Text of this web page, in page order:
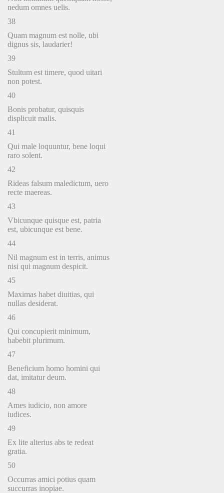
nedum omnes uelis.
38
Quam magnum est nolle, ubi
dignus sis, laudarier!
39
Stultum est timere, quod uitari
non potest.
40
Bonis probatur, quisquis
displicuit malis.
41
Qui male loquuntur, bene loqui
raro solent.
42
Rideas falsum maledictum, uero
recte maereas.
43
Vbicunque quisque est, patria
est, ubicunque est bene.
44
Nil magnum est in terris, animus
nisi qui magnum despicit.
45
Maximas habet diuitias, qui
nullas desiderat.
46
Qui concupierit minimum,
habebit plurimum.
47
Beneficium homo homini qui
dat, imitatur deum.
48
Ames iudicio, non amore
iudices.
49
Ex lite alterius abs te redeat
gratia.
50
Occurras amici potius quam
succurras inopiae.